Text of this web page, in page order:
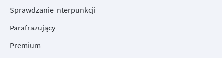
Sprawdzanie interpunkcji
Parafrazujący
Premium